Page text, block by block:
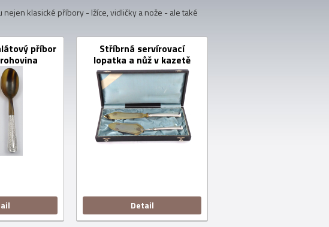
klasické příbory - lžíce, vidličky a nože - ale také
příbor Stříbrná servírovací
lopatka a nůž v kazetě
Detail